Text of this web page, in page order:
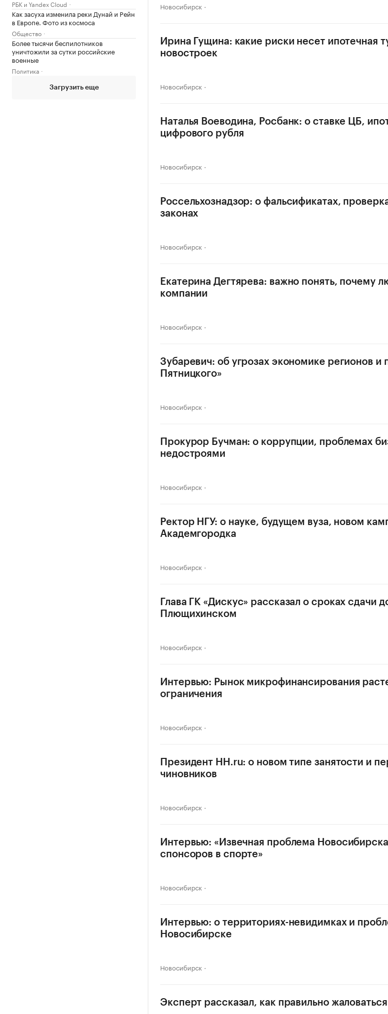
РБК и Yandex Cloud
Как засуха изменила реки Дунай и Рейн
в Европе. Фото из космоса
Общество
Более тысячи беспилотников
уничтожили за сутки российские
военные
Политика
Загрузить еще
Новосибирск
Ирина Гущина: какие риски несет ипотечная
новостроек
Новосибирск
Наталья Воеводина, Росбанк: о ставке ЦБ,
цифрового рубля
Новосибирск
Россельхознадзор: о фальсификатах,
законах
Новосибирск
Екатерина Дегтярева: важно понять, почему
компании
Новосибирск
Зубаревич: об угрозах экономике регионов и
Пятницкого»
Новосибирск
Прокурор Бучман: о коррупции, проблемах
недостроями
Новосибирск
Ректор НГУ: о науке, будущем вуза, новом
Академгородка
Новосибирск
Глава ГК «Дискус» рассказал о сроках сдачи
Плющихинском
Новосибирск
Интервью: Рынок микрофинансирования
ограничения
Новосибирск
Президент HH.ru: о новом типе занятости и
чиновников
Новосибирск
Интервью: «Извечная проблема
спонсоров в спорте»
Новосибирск
Интервью: о территориях-невидимках и
Новосибирске
Новосибирск
Эксперт рассказал, как правильно